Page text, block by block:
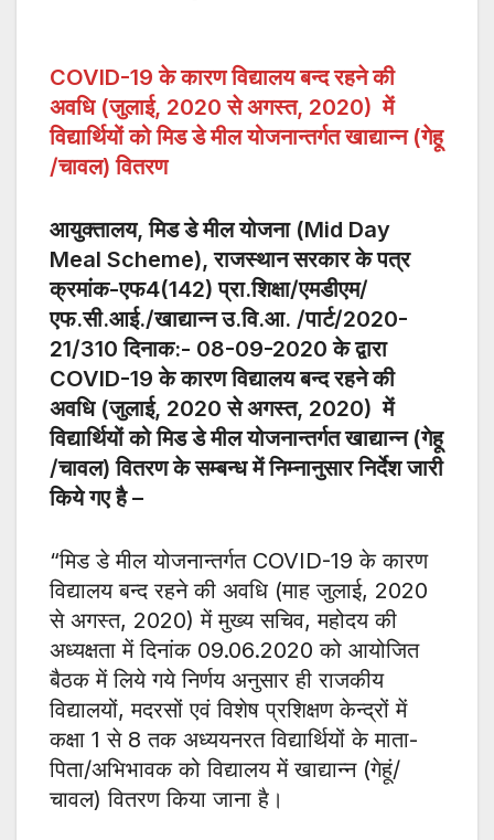
COVID-19 के कारण विद्यालय बन्द रहने की
अवधि (जुलाई, 2020 से अगस्त, 2020) में
विद्यार्थियों को मिड डे मील योजनान्तर्गत खाद्यान्न (गेहू
/चावल) वितरण
आयुक्तालय, मिड डे मील योजना (Mid Day
Meal Scheme), राजस्थान सरकार के पत्र
क्रमांक-एफ4(142) प्रा.शिक्षा/एमडीएम/
एफ.सी.आई./खाद्यान्न उ.वि.आ. /पार्ट/2020-
21/310 दिनाक:- 08-09-2020 के द्वारा
COVID-19 के कारण विद्यालय बन्द रहने की
अवधि (जुलाई, 2020 से अगस्त, 2020) में
विद्यार्थियों को मिड डे मील योजनान्तर्गत खाद्यान्न (गेहू
/चावल) वितरण के सम्बन्ध में निम्नानुसार निर्देश जारी
किये गए है –
“मिड डे मील योजनान्तर्गत COVID-19 के कारण
विद्यालय बन्द रहने की अवधि (माह जुलाई, 2020
से अगस्त, 2020) में मुख्य सचिव, महोदय की
अध्यक्षता में दिनांक 09.06.2020 को आयोजित
बैठक में लिये गये निर्णय अनुसार ही राजकीय
विद्यालयों, मदरसों एवं विशेष प्रशिक्षण केन्द्रों में
कक्षा 1 से 8 तक अध्ययनरत विद्यार्थियों के माता-
पिता/अभिभावक को विद्यालय में खाद्यान्न (गेहूं/
चावल) वितरण किया जाना है।